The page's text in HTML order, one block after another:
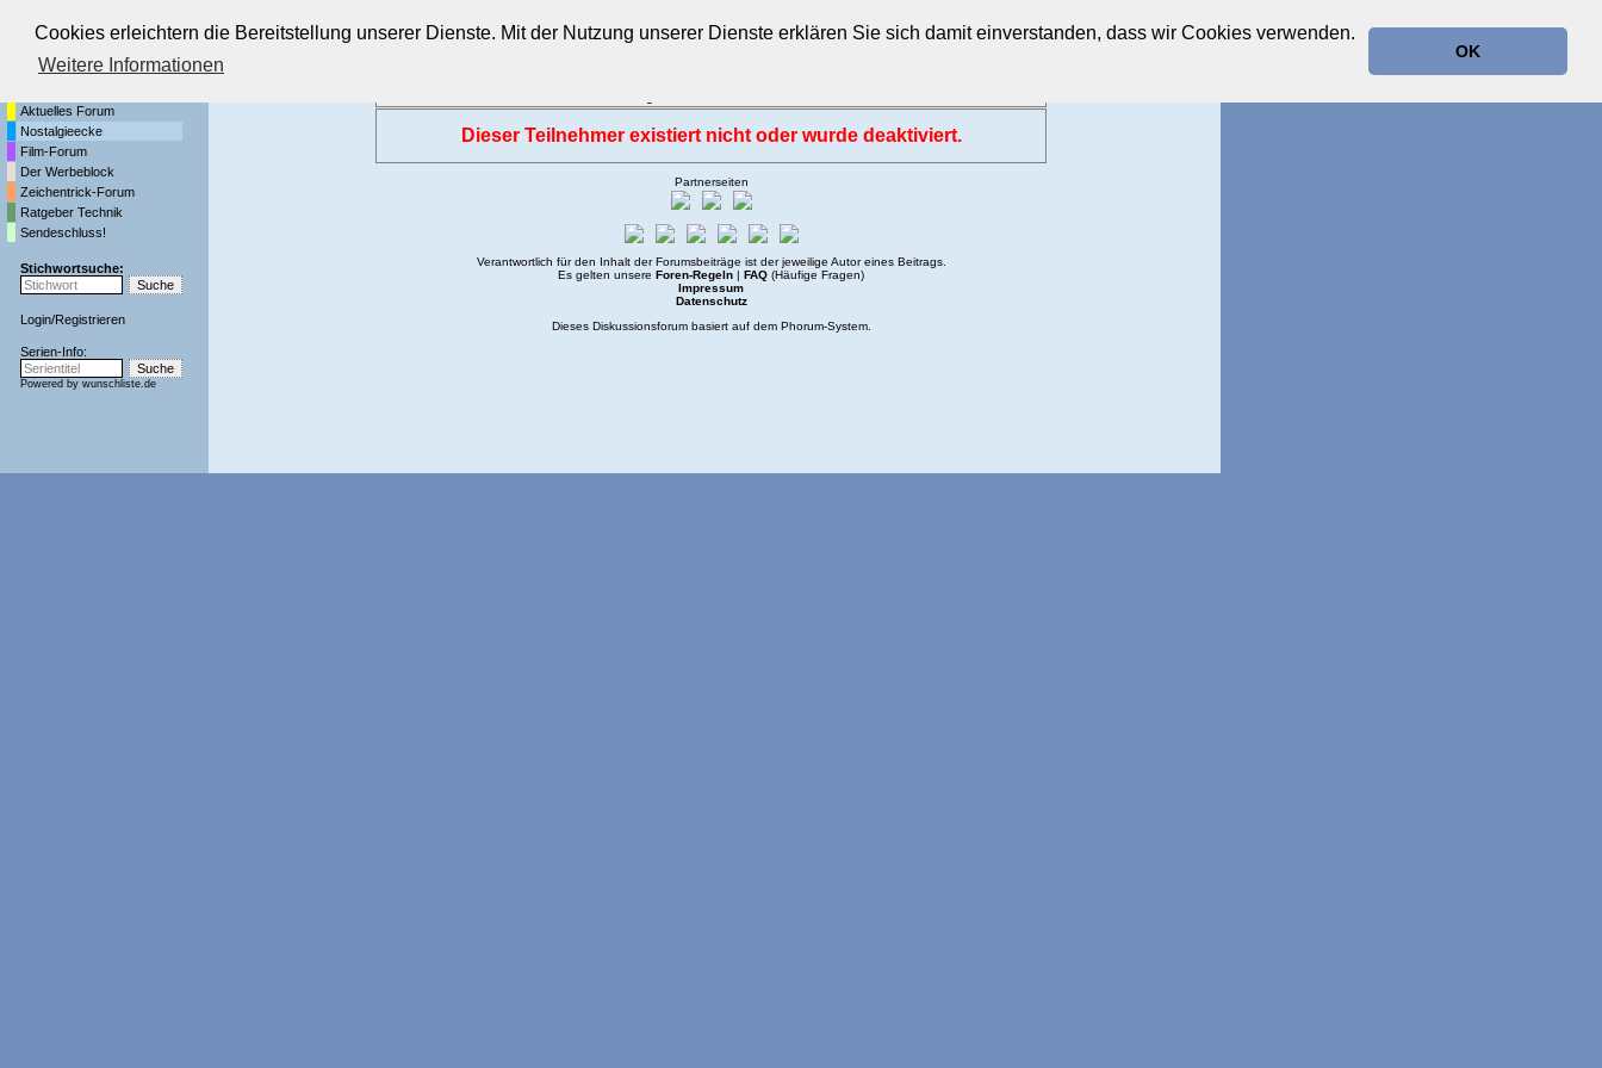
Cookies erleichtern die Bereitstellung unserer Dienste. Mit der Nutzung unserer Dienste erklären Sie sich damit einverstanden, dass wir Cookies verwenden.
Weitere Informationen
OK
Die Fernseh-Diskussionsforen von
Aktuelles Forum
Nostalgieecke
Film-Forum
Der Werbeblock
Zeichentrick-Forum
Ratgeber Technik
Sendeschluss!
Stichwortsuche:
Login/Registrieren
Serien-Info:
Powered by wunschliste.de
Dieser Teilnehmer existiert nicht oder wurde deaktiviert.
Partnerseiten
Verantwortlich für den Inhalt der Forumsbeiträge ist der jeweilige Autor eines Beitrags.
Es gelten unsere Foren-Regeln FAQ (Häufige Fragen)
Impressum
Datenschutz
Dieses Diskussionsforum basiert auf dem Phorum-System.